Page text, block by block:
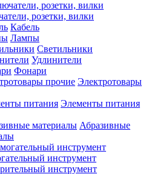
розетки, вилки
Кабель
Лампы
Светильники
Удлинители
Фонари
Электротовары
Элементы питания
Абразивные
инструмент